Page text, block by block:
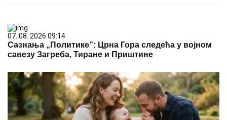
07. 08. 2026 09:14
Сазнања „Политике”: Црна Гора следећа у војном
савезу Загреба, Тиране и Приштине